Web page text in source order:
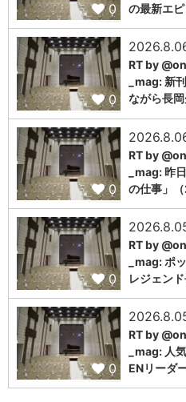
0
の最新エ
0
RT by
_mag: 新
ながら長
0
RT by
_mag: 昨
の仕事」
0
RT by
_mag: ポ
レジェン
0
RT by
_mag: 人
ENリーダ